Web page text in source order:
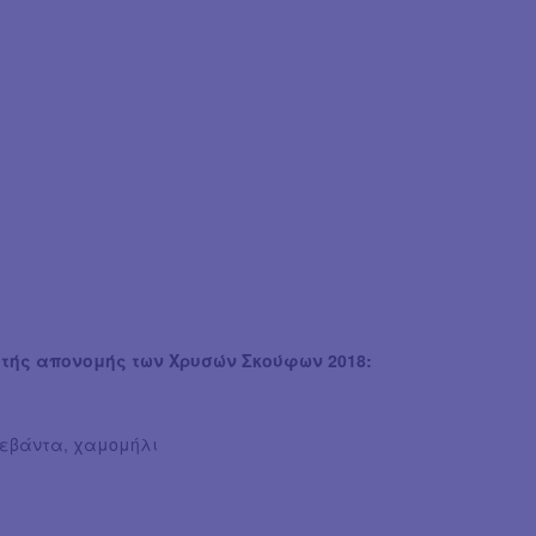
απονομής των Χρυσών Σκούφων 2018:
χαμομήλι